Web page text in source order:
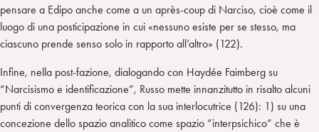
pensare a Edipo anche come a un après-coup di Narciso, cioè come il
luogo di una posticipazione in cui «nessuno esiste per se stesso, ma
ciascuno prende senso solo in rapporto all’altro» (122).
Infine, nella post-fazione, dialogando con Haydée Faimberg su
“Narcisismo e identificazione”, Russo mette innanzitutto in risalto alcuni
punti di convergenza teorica con la sua interlocutrice (126): 1) su una
concezione dello spazio analitico come spazio “interpsichico” che è